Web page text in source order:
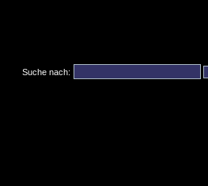
Suche nach: